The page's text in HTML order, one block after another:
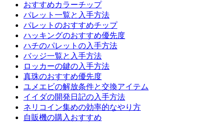
おすすめカラーチップ
パレット一覧と入手方法
パレットのおすすめチップ
ハッキングのおすすめ優先度
ハチのパレットの入手方法
バッジ一覧と入手方法
ロッカーの鍵の入手方法
真珠のおすすめ優先度
ユメエビの解放条件と交換アイテム
イイダの開発日記の入手方法
ネリコイン集めの効率的なやり方
自販機の購入おすすめ